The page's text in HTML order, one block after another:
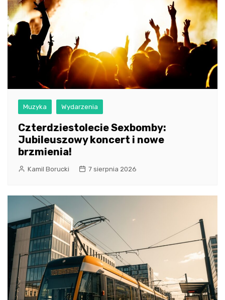
Muzyka Wydarzenia
Czterdziestolecie Sexbomby:
Jubileuszowy koncert i nowe
brzmienia!
Kamil Borucki 7 sierpnia 2026